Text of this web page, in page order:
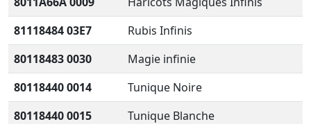
81118484 03E7
Rubis Infinis
80118483 0030
Magie infinie
80118440 0014
Tunique Noire
80118440 0015
Tunique Blanche